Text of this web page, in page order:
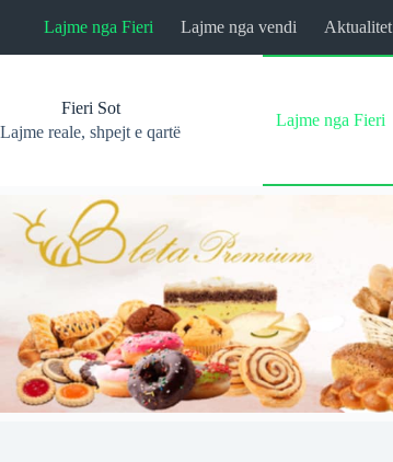
Lajme nga Fieri Lajme nga vendi Aktualitet
Fieri Sot
Lajme reale, shpejt e qartë
Lajme nga Fieri